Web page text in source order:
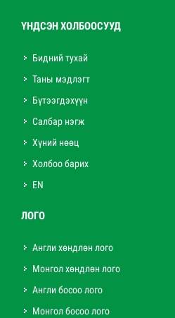
ҮНДСЭН ХОЛБООСУУД
Бидний тухай
Таны мэдлэгт
Бүтээгдэхүүн
Салбар нэгж
Хүний нөөц
Холбоо барих
EN
ЛОГО
Англи хөндлөн лого
Монгол хөндлөн лого
Англи босоо лого
Монгол босоо лого